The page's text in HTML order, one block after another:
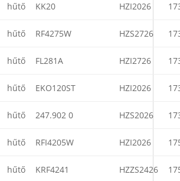
hűtő KK20 HZI2026
hűtő RF4275W HZS2726
hűtő FL281A HZI2726
hűtő EKO120ST HZI2026
hűtő 247.902 0 HZS2026
hűtő RFI4205W HZI2026
hűtő KRF4241 HZZS2426